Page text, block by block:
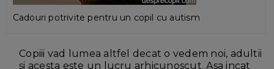
Cadouri potrivite pentru un copil cu autism
Copiii vad lumea altfel decat o vedem noi, adultii
si acesta este un lucru arhicunoscut. Asa incat